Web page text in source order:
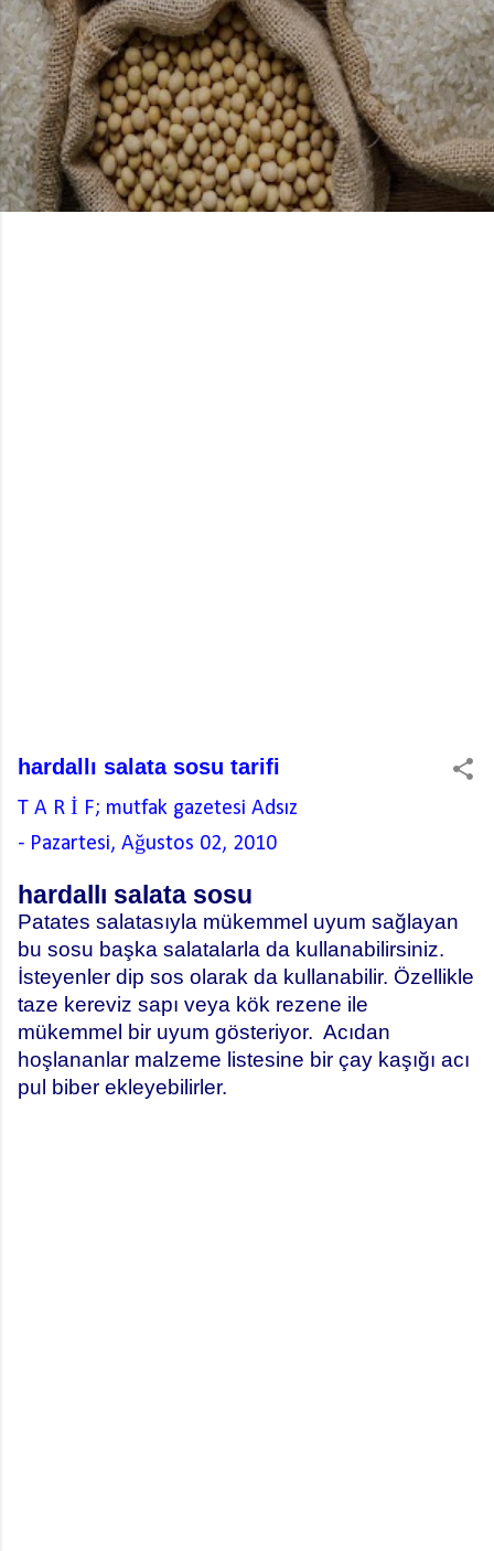
hardallı salata sosu tarifi
T A R İ F; mutfak gazetesi Adsız
- Pazartesi, Ağustos 02, 2010
hardallı salata sosu
Patates salatasıyla mükemmel uyum sağlayan
bu sosu başka salatalarla da kullanabilirsiniz.
İsteyenler dip sos olarak da kullanabilir. Özellikle
taze kereviz sapı veya kök rezene ile
mükemmel bir uyum gösteriyor. Acıdan
hoşlananlar malzeme listesine bir çay kaşığı acı
pul biber ekleyebilirler.